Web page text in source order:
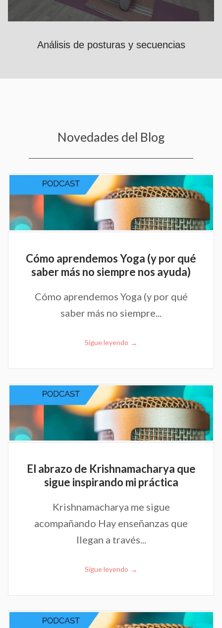
Análisis de posturas y secuencias
Novedades del Blog
Cómo aprendemos Yoga (y por qué
saber más no siempre nos ayuda)
Cómo aprendemos Yoga (y por qué
saber más no siempre...
Sigue leyendo →
El abrazo de Krishnamacharya que
sigue inspirando mi práctica
Krishnamacharya me sigue
acompañando Hay enseñanzas que
llegan a través...
Sigue leyendo →